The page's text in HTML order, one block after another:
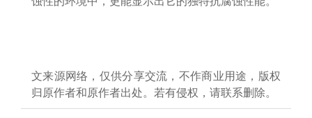
文来源网络，仅供分享交流，不作商业用途，版权
归原作者和原作者出处。若有侵权，请联系删除。